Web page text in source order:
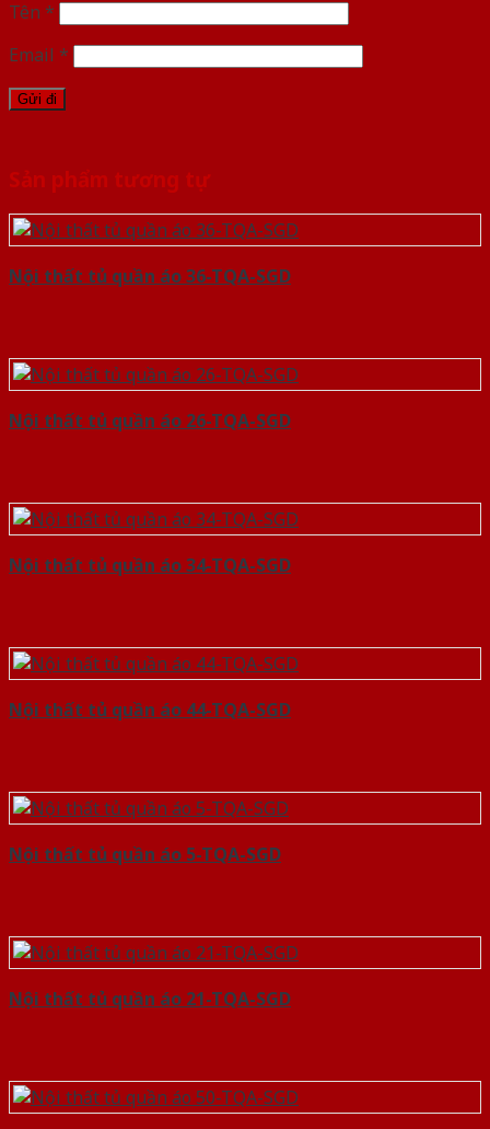
Tên *
Email *
Sản phẩm tương tự
Nội thất tủ quần áo 36-TQA-SGD
Nội thất tủ quần áo 26-TQA-SGD
Nội thất tủ quần áo 34-TQA-SGD
Nội thất tủ quần áo 44-TQA-SGD
Nội thất tủ quần áo 5-TQA-SGD
Nội thất tủ quần áo 21-TQA-SGD